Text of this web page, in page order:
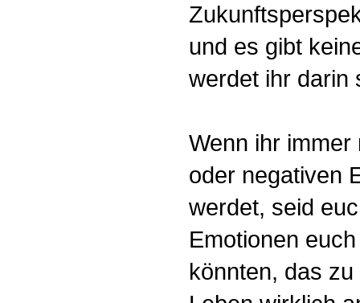
und es gibt
werdet ihr darin
Wenn ihr
oder negativen
werdet, seid
Emotionen
könnten, das